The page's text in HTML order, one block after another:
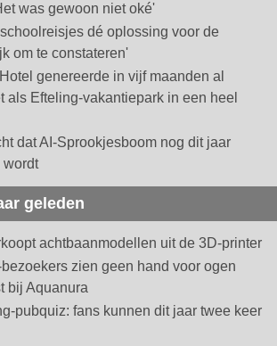
was gewoon niet oké'
dé oplossing voor de
om te constateren'
genereerde in vijf maanden al
als Efteling-vakantiepark in een heel
dat AI-Sprookjesboom nog dit jaar
wordt
geleden
achtbaanmodellen uit de 3D-printer
zien geen hand voor ogen
bij Aquanura
pubquiz: fans kunnen dit jaar twee keer